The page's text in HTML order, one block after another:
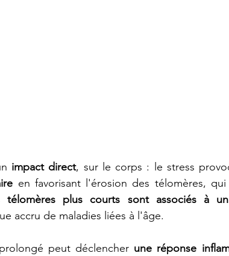
impact direct, sur le corps : le stress
en favorisant l'érosion des télomères,
télomères plus courts sont associés à un
accru de maladies liées à l'âge.
peut déclencher une réponse